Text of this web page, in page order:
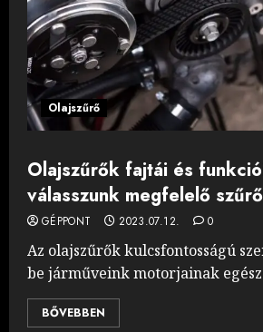
Olajszűrő
Olajszűrők fajtái és
válasszunk megfelelő
GÉPPONT 2023.07.12. 0
Az olajszűrők kulcsfontosságú
be járműveink motorjainak
BŐVEBBEN